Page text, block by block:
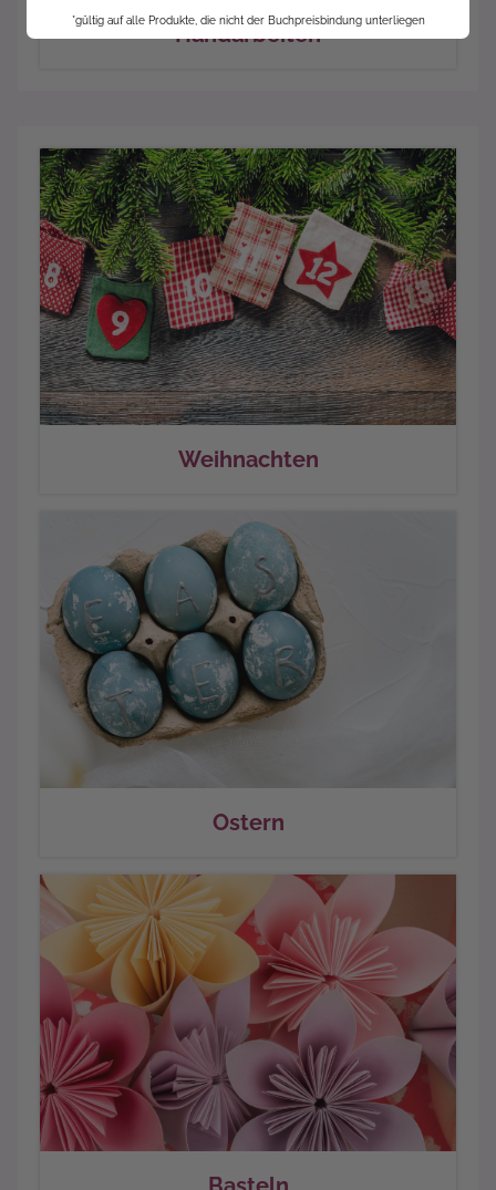
Handarbeiten
Weihnachten
Ostern
*gültig auf alle Produkte, die nicht der Buchpreisbindung unterliegen